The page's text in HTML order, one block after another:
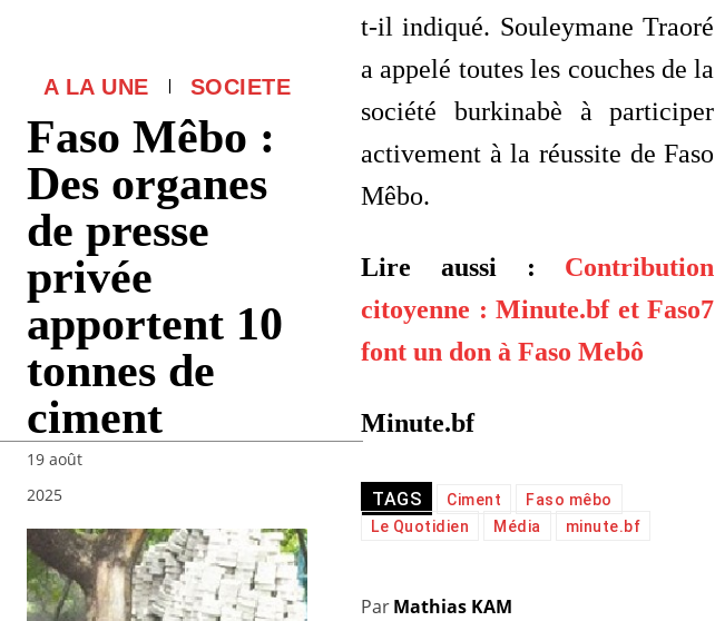
A LA UNE SOCIETE
Faso Mêbo :
Des organes
de presse
privée
apportent 10
tonnes de
ciment
19 août
2025
t-il indiqué. Souleymane Traoré
a appelé toutes les couches de la
société burkinabè à participer
activement à la réussite de Faso
Mêbo.
Lire aussi : Contribution
citoyenne : Minute.bf et Faso7
font un don à Faso Mebô
Minute.bf
TAGS Ciment
Faso mêbo
Le Quotidien
Média minute.bf
ParMathias KAM